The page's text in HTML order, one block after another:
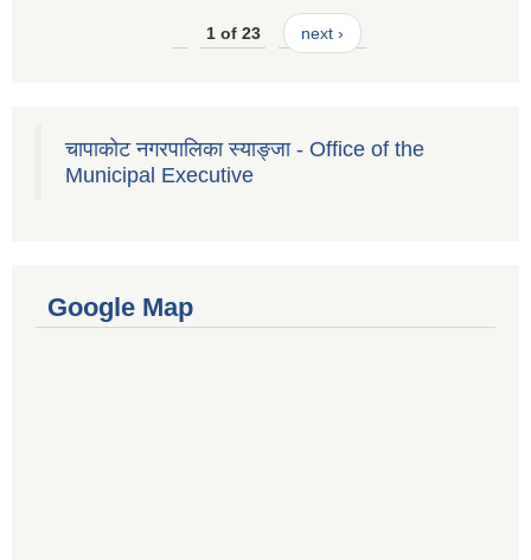
1 of 23 next ›
चापाकोट नगरपालिका स्याङ्जा - Office of the
Municipal Executive
Google Map